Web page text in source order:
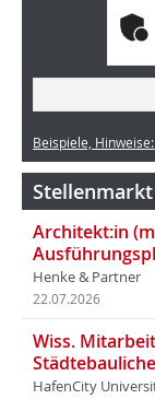
Beispiele,
Architekt:in
Henke & Partner
22.07.2026
Wiss.
HafenCity